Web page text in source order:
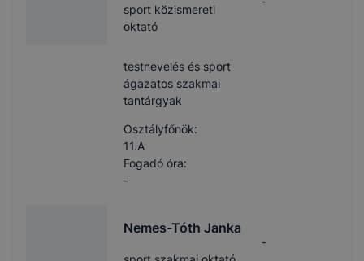
sport közismereti
oktató
testnevelés és sport
ágazatos szakmai
tantárgyak
Osztályfőnök:
11.A
Fogadó óra:
-
Nemes-Tóth Janka
-